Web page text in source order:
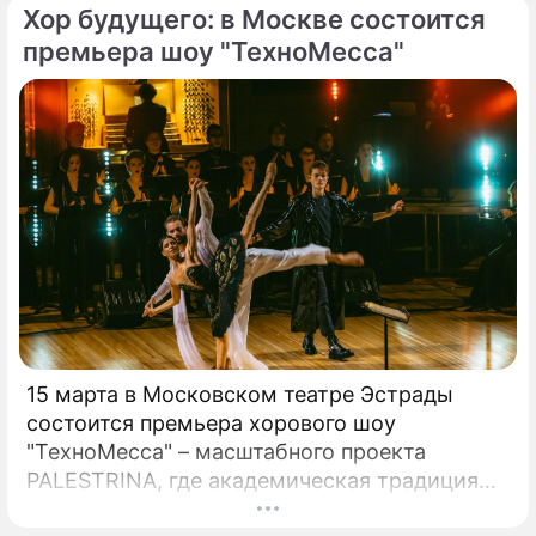
Хор будущего: в Москве состоится
премьера шоу "ТехноМесса"
15 марта в Московском театре Эстрады
состоится премьера хорового шоу
"ТехноМесса" – масштабного проекта
PALESTRINA, где академическая традиция
встречается с электронной энергией и